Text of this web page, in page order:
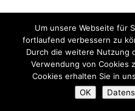
Um unsere Webseite für
fortlaufend verbessern zu
Durch die weitere Nutzung
Verwendung von Cookies
Cookies erhalten Sie in
OK